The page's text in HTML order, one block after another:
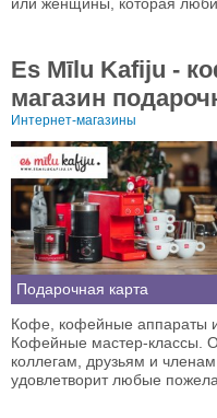
Es Mīlu Kafiju -
магазин
Интернет-магазины
Подарочная карта
Кофе, кофейные аппараты
Кофейные мастер-классы.
коллегам, друзьям и
удовлетворит любые